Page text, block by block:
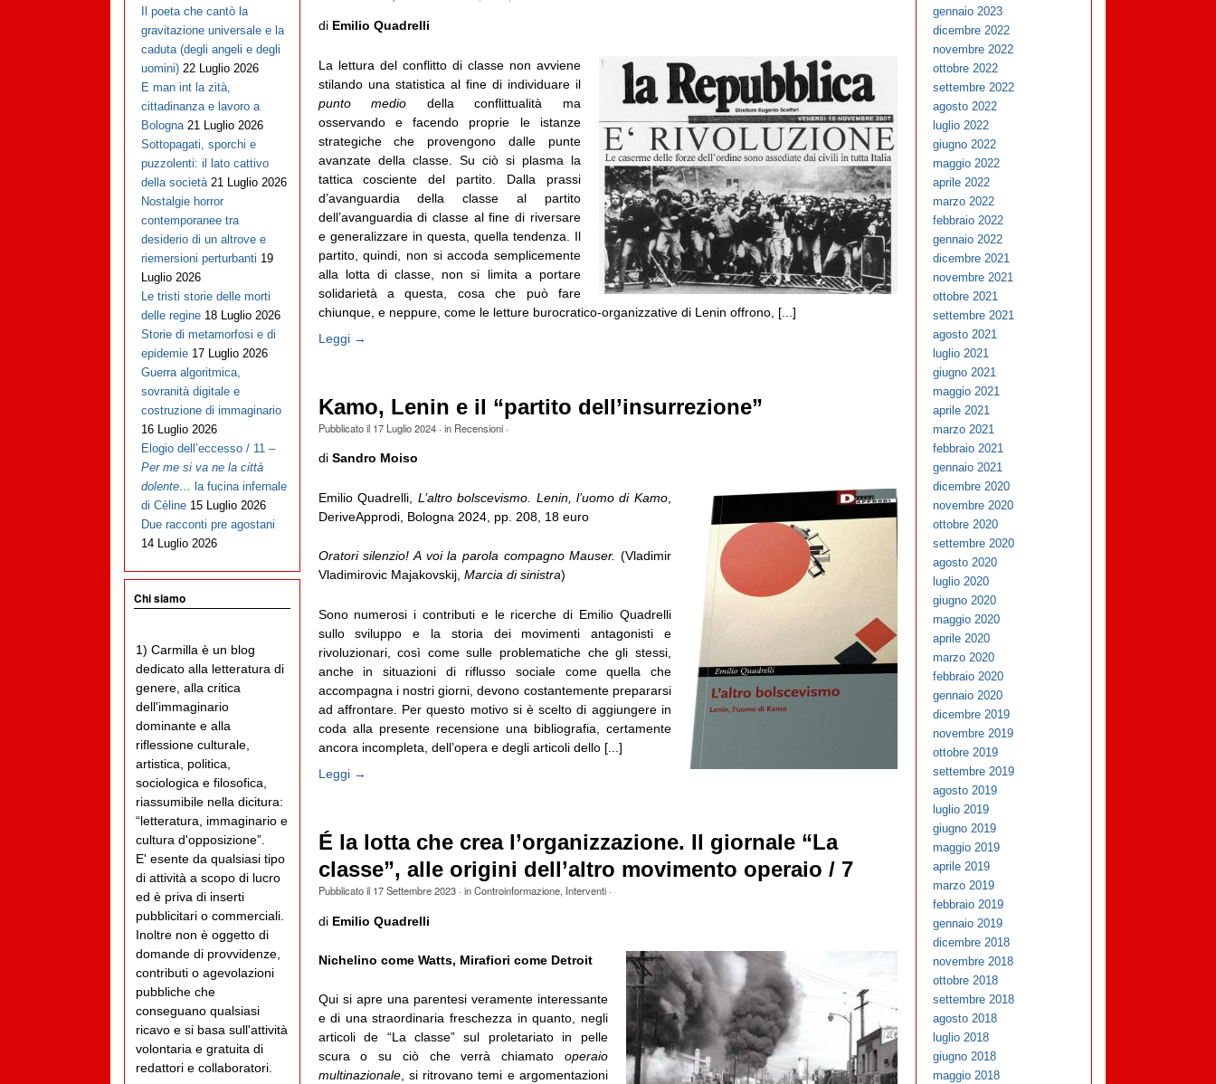
di Emilio Quadrelli
La lettura del conflitto di classe non avviene
stilando una statistica al fine di individuare il
punto medio della conflittualità ma
osservando e facendo proprie le istanze
strategiche che provengono dalle punte
avanzate della classe. Su ciò si plasma la
tattica cosciente del partito. Dalla prassi
d’avanguardia della classe al partito
dell’avanguardia di classe al fine di riversare
e generalizzare in questa, quella tendenza. Il
partito, quindi, non si accoda semplicemente
alla lotta di classe, non si limita a portare
solidarietà a questa, cosa che può fare
chiunque, e neppure, come le letture burocratico-organizzative di Lenin offrono, [...]
Leggi →
Kamo, Lenin e il “partito dell’insurrezione”
Pubblicato il 17 Luglio 2024· in Recensioni·
di Sandro Moiso
Emilio Quadrelli, L’altro bolscevismo. Lenin, l’uomo di Kamo,
DeriveApprodi, Bologna 2024, pp. 208, 18 euro
Oratori silenzio! A voi la parola compagno Mauser. (Vladimir
Vladimirovic Majakovskij, Marcia di sinistra)
Sono numerosi i contributi e le ricerche di Emilio Quadrelli
sullo sviluppo e la storia dei movimenti antagonisti e
rivoluzionari, così come sulle problematiche che gli stessi,
anche in situazioni di riflusso sociale come quella che
accompagna i nostri giorni, devono costantemente prepararsi
ad affrontare. Per questo motivo si è scelto di aggiungere in
coda alla presente recensione una bibliografia, certamente
ancora incompleta, dell’opera e degli articoli dello [...]
Leggi →
É la lotta che crea l’organizzazione. Il giornale “La
classe”, alle origini dell’altro movimento operaio / 7
Pubblicato il 17 Settembre 2023· inControinformazione, Interventi·
di Emilio Quadrelli
Nichelino come Watts, Mirafiori come Detroit
Qui si apre una parentesi veramente interessante
e di una straordinaria freschezza in quanto, negli
articoli de “La classe” sul proletariato in pelle
scura o su ciò che verrà chiamato operaio
multinazionale, si ritrovano temi e argomentazioni
Il poeta che cantò la
gravitazione universale e la
caduta (degli angeli e degli
uomini) 22 Luglio 2026
E man int la zità,
cittadinanza e lavoro a
Bologna 21 Luglio 2026
Sottopagati, sporchi e
puzzolenti: il lato cattivo
della società 21 Luglio 2026
Nostalgie horror
contemporanee tra
desiderio di un altrove e
riemersioni perturbanti 19
Luglio 2026
Le tristi storie delle morti
delle regine 18 Luglio 2026
Storie di metamorfosi e di
epidemie 17 Luglio 2026
Guerra algoritmica,
sovranità digitale e
costruzione di immaginario
16 Luglio 2026
Elogio dell’eccesso / 11 –
Per me si va ne la città
dolente… la fucina infernale
di Cèline 15 Luglio 2026
Due racconti pre agostani
14 Luglio 2026
Chi siamo
1) Carmilla è un blog
dedicato alla letteratura di
genere, alla critica
dell'immaginario
dominante e alla
riflessione culturale,
artistica, politica,
sociologica e filosofica,
riassumibile nella dicitura:
“letteratura, immaginario e
cultura d'opposizione”.
E' esente da qualsiasi tipo
di attività a scopo di lucro
ed è priva di inserti
pubblicitari o commerciali.
Inoltre non è oggetto di
domande di provvidenze,
contributi o agevolazioni
pubbliche che
conseguano qualsiasi
ricavo e si basa sull'attività
volontaria e gratuita di
redattori e collaboratori.
gennaio 2023
dicembre 2022
novembre 2022
ottobre 2022
settembre 2022
agosto 2022
luglio 2022
giugno 2022
maggio 2022
aprile 2022
marzo 2022
febbraio 2022
gennaio 2022
dicembre 2021
novembre 2021
ottobre 2021
settembre 2021
agosto 2021
luglio 2021
giugno 2021
maggio 2021
aprile 2021
marzo 2021
febbraio 2021
gennaio 2021
dicembre 2020
novembre 2020
ottobre 2020
settembre 2020
agosto 2020
luglio 2020
giugno 2020
maggio 2020
aprile 2020
marzo 2020
febbraio 2020
gennaio 2020
dicembre 2019
novembre 2019
ottobre 2019
settembre 2019
agosto 2019
luglio 2019
giugno 2019
maggio 2019
aprile 2019
marzo 2019
febbraio 2019
gennaio 2019
dicembre 2018
novembre 2018
ottobre 2018
settembre 2018
agosto 2018
luglio 2018
giugno 2018
maggio 2018